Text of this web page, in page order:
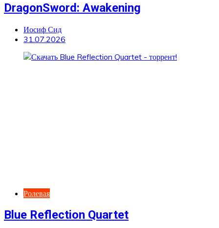
DragonSword: Awakening
Иосиф Сид
31.07.2026
Ролевая
Blue Reflection Quartet